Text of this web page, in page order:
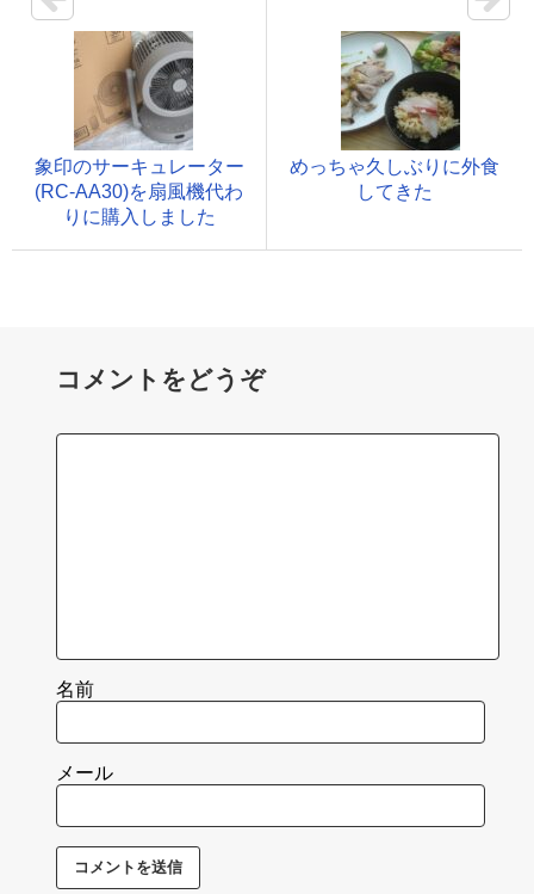
象印のサーキュレーター
(RC-AA30)を扇風機代わ
りに購入しました
めっちゃ久しぶりに外食
してきた
コメントをどうぞ
名前
メール